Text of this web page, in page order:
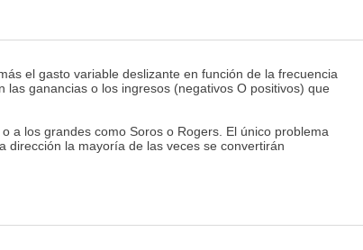
el gasto variable deslizante en función de la frecuencia
ganancias o los ingresos (negativos O positivos) que
a los grandes como Soros o Rogers. El único problema
dirección la mayoría de las veces se convertirán